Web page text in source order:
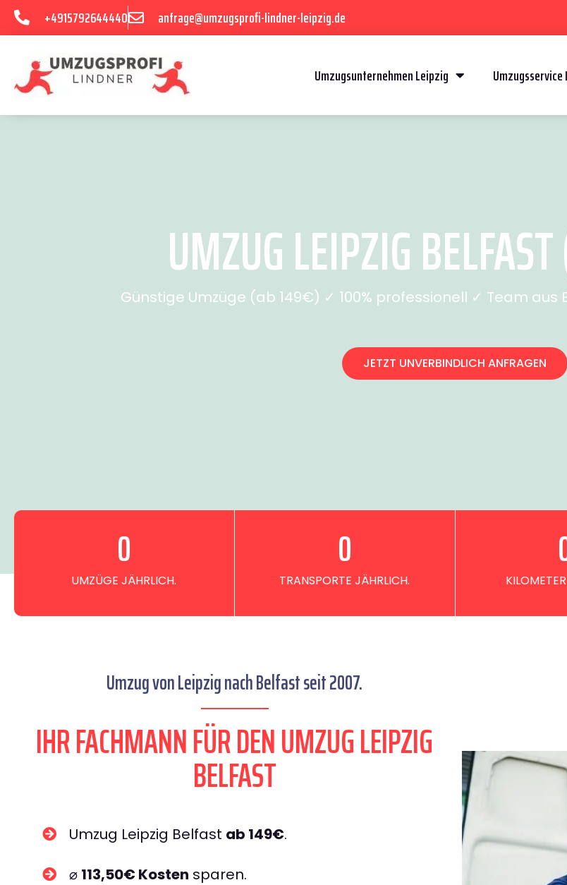
+4915792644440 anfrage@umzugsprofi-lindner-leipzig.de
Umzugsunternehmen Leipzig
UMZUG LEIPZIG
Günstige Umzüge (ab 149€) ✓ 100% professionell ✓ Team aus
JETZT UNVERBINDLICH ANFRAGEN
UMZÜGE JÄHRLICH.
0
TRANSPORTE JÄHRLICH.
0
Umzug von Leipzig nach Belfast seit 2007.
IHR FACHMANN FÜR DEN UMZUG LEIPZIG
BELFAST
Umzug Leipzig Belfast ab 149€.
⌀ 113,50€ Kosten sparen.